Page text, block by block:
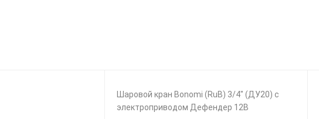
Шаровой кран Bonomi (RuB) 3/4" (ДУ20) с
электроприводом Дефендер 12В